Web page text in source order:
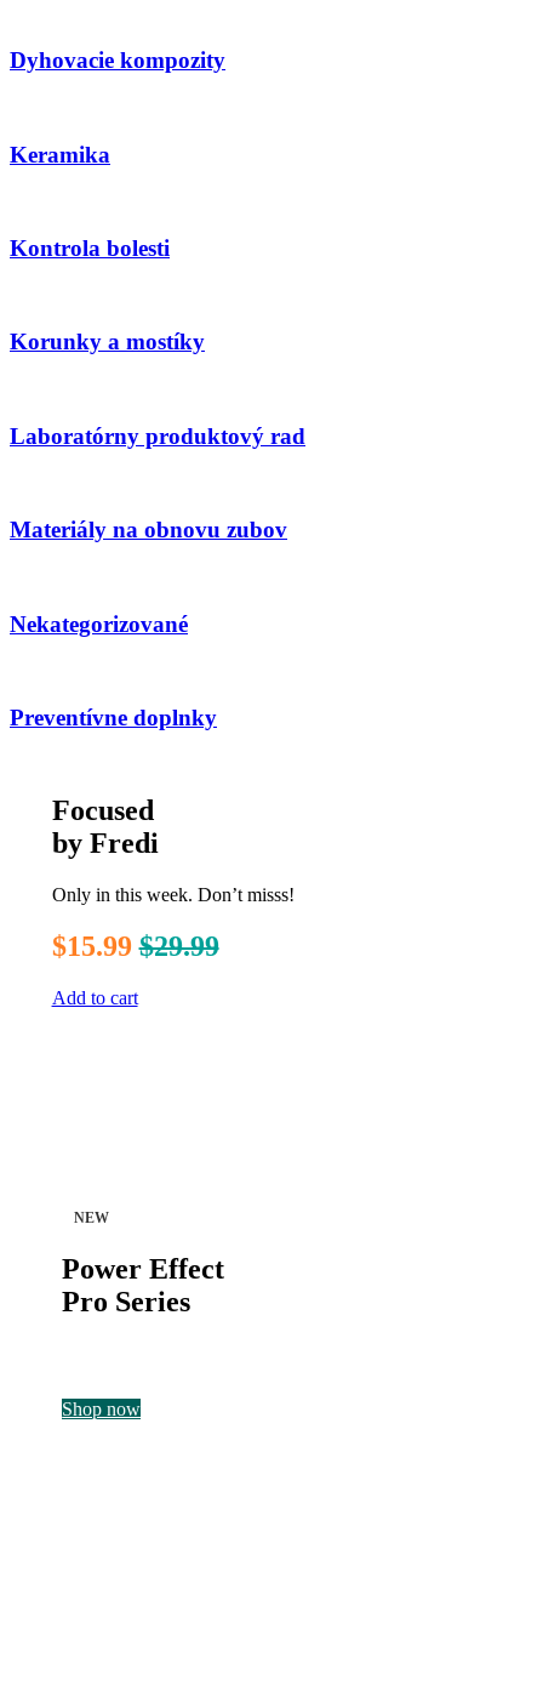
Dyhovacie kompozity
Keramika
Kontrola bolesti
Korunky a mostíky
Laboratórny produktový rad
Materiály na obnovu zubov
Nekategorizované
Preventívne doplnky
Focused
by Fredi
Only in this week. Don’t misss!
$15.99$29.99
Add to cart
NEW
Power Effect
Pro Series
Shop now